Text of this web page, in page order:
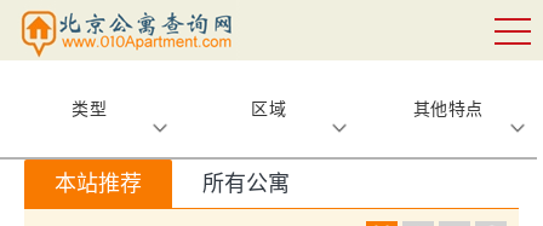
类型 区域 其他特点
本站推荐 所有公寓